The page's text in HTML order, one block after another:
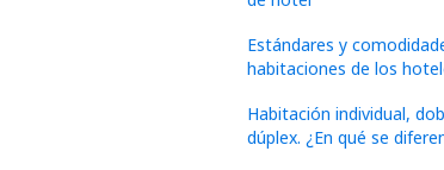
Estándares y
habitaciones de los
Habitación individual,
dúplex. ¿En qué se